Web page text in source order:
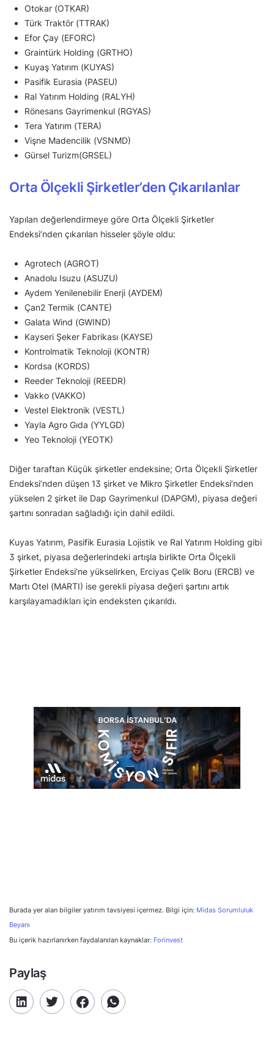
Otokar (OTKAR)
Türk Traktör (TTRAK)
Efor Çay (EFORC)
Graintürk Holding (GRTHO)
Kuyaş Yatırım (KUYAS)
Pasifik Eurasia (PASEU)
Ral Yatırım Holding (RALYH)
Rönesans Gayrimenkul (RGYAS)
Tera Yatırım (TERA)
Vişne Madencilik (VSNMD)
Gürsel Turizm(GRSEL)
Orta Ölçekli Şirketler’den Çıkarılanlar
Yapılan değerlendirmeye göre Orta Ölçekli Şirketler
Endeksi’nden çıkarılan hisseler şöyle oldu:
Agrotech (AGROT)
Anadolu Isuzu (ASUZU)
Aydem Yenilenebilir Enerji (AYDEM)
Çan2 Termik (CANTE)
Galata Wind (GWIND)
Kayseri Şeker Fabrikası (KAYSE)
Kontrolmatik Teknoloji (KONTR)
Kordsa (KORDS)
Reeder Teknoloji (REEDR)
Vakko (VAKKO)
Vestel Elektronik (VESTL)
Yayla Agro Gıda (YYLGD)
Yeo Teknoloji (YEOTK)
Diğer taraftan Küçük şirketler endeksine; Orta Ölçekli Şirketler
Endeksi’nden düşen 13 şirket ve Mikro Şirketler Endeksi’nden
yükselen 2 şirket ile Dap Gayrimenkul (DAPGM), piyasa değeri
şartını sonradan sağladığı için dahil edildi.
Kuyas Yatırım, Pasifik Eurasia Lojistik ve Ral Yatırım Holding gibi
3 şirket, piyasa değerlerindeki artışla birlikte Orta Ölçekli
Şirketler Endeksi’ne yükselirken, Erciyas Çelik Boru (ERCB) ve
Martı Otel (MARTI) ise gerekli piyasa değeri şartını artık
karşılayamadıkları için endeksten çıkarıldı.
Burada yer alan bilgiler yatırım tavsiyesi içermez. Bilgi için: Midas Sorumluluk
Beyanı
Bu içerik hazırlanırken faydalanılan kaynaklar: Forinvest
Paylaş